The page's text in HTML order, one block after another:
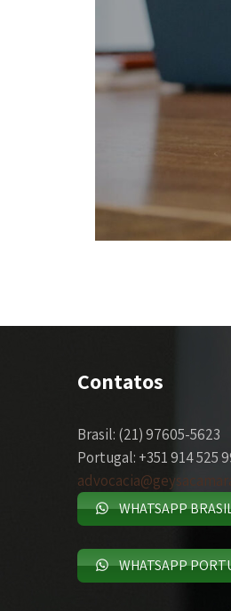
Contatos
Brasil: (21) 97605-5623
Portugal: +351 914 525
WHATSAPP
WHATSAPP